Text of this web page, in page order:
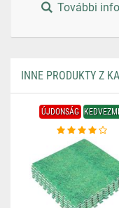
További
INNE PRODUKTY Z
ÚJDONSÁG